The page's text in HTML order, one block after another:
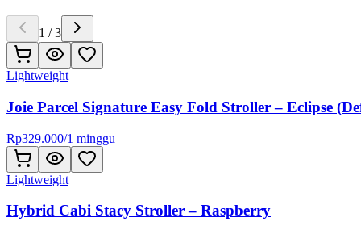
1 /3
Lightweight
Joie Parcel Signature Easy Fold Stroller – Eclipse
Rp329.000/1 minggu
Lightweight
Hybrid Cabi Stacy Stroller – Raspberry